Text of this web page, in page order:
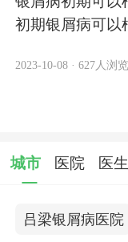
初期银屑病可以
2023-10-08 · 627人浏览
城市 医院 医生
吕梁银屑病医院